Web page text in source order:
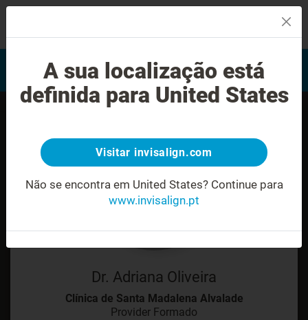
Avaliação do sorriso
Encontrar um Invisalign
provider
Dr. Adriana Oliveira
Clínica de Santa Madalena Alvalade
Provider Formado
A sua localização está
definida para United States
Visitar invisalign.com
Não se encontra em United States? Continue para
www.invisalign.pt